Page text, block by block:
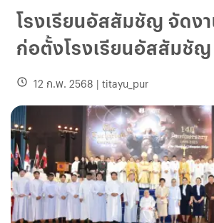
โรงเรียนอัสสัมชัญ จัดง
ก่อตั้งโรงเรียนอัสสัมชัญ
12 ก.พ. 2568 | titayu_pur